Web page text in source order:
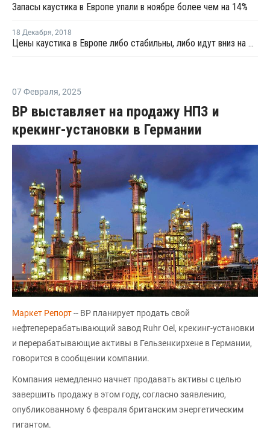
Запасы каустика в Европе упали в ноябре более чем на 14%
18 Декабря, 2018
Цены каустика в Европе либо стабильны, либо идут вниз на фоне широкого предложения
07 Февраля, 2025
BP выставляет на продажу НПЗ и
крекинг-установки в Германии
Маркет Репорт-- BP планирует продать свой
нефтеперерабатывающий завод Ruhr Oel, крекинг-установки
и перерабатывающие активы в Гельзенкирхене в Германии,
говорится в сообщении компании.
Компания немедленно начнет продавать активы с целью
завершить продажу в этом году, согласно заявлению,
опубликованному 6 февраля британским энергетическим
гигантом.